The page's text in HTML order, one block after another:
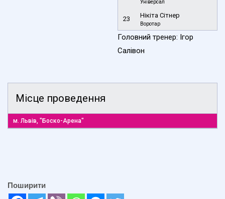
Універсал
23 Нікіта Сітнер
Воротар
Головний тренер: Ігор
Салівон
Місце проведення
м. Львів, "Боско-Арена"
Поширити